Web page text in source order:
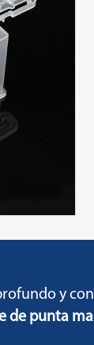
y
de punta